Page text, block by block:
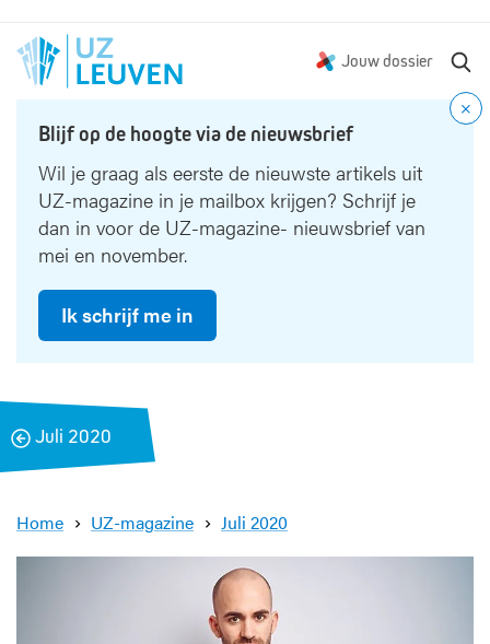
Jouw dossier
e
Blijf op de hoogte via de nieuwsbrief
Wil je graag als eerste de nieuwste artikels uit
UZ-magazine in je mailbox krijgen? Schrijf je
dan in voor de UZ-magazine- nieuwsbrief van
mei en november.
Ik schrijf me in
B
a
k
Juli 2020
Home UZ-magazine Juli 2020
o